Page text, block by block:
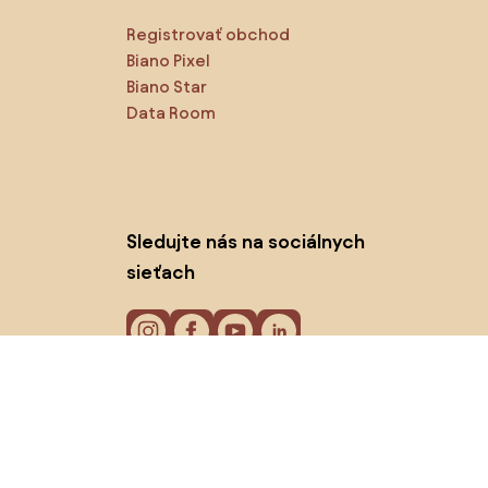
Registrovať obchod
Biano Pixel
Biano Star
Data Room
Sledujte nás na sociálnych
sieťach